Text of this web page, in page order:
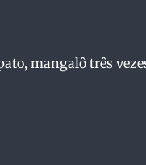
mangalô três